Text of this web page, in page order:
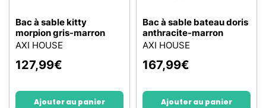
Bac à sable kitty
morpion gris-marron
AXI HOUSE
127,99€
Ajouter au panier
Bac à sable bateau doris
anthracite-marron
AXI HOUSE
167,99€
Ajouter au panier